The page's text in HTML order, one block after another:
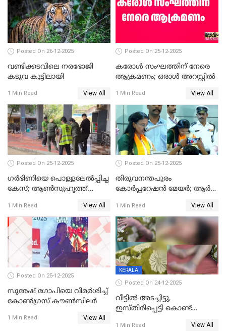
ചട്ടലംഘനമെന്ന് പാർട്ടി
Posted On 26-12-2025
വണ്ടിക്കടവിലെ നരഭോജി
കടുവ കൂട്ടിലായി
1 Min Read View All
Posted On 25-12-2025
കരോള്‍ സംഘത്തിന് നേരെ
ആക്രമണം; ഒരാള്‍ അറസ്റ്റില്‍
1 Min Read View All
Posted On 25-12-2025
ഗര്‍ഭിണിയെ പൊള്ളലേല്‍പ്പിച്ച
കേസ്; ആണ്‍സുഹൃത്ത്
1 Min Read View All
Posted On 25-12-2025
തിരുവനന്തപുരം
കോര്‍പ്പറേഷന്‍ മേയർ; ആര്‍
1 Min Read View All
Posted On 25-12-2025
സുരേഷ് ഗോപിയെ വിമര്‍ശിച്ച്
കോണ്‍ഗ്രസ് കൗണ്‍സിലര്‍
1 Min Read View All
KERALA
Posted On 24-12-2025
വീട്ടിൽ അടച്ചിട്ടു,
ഇസ്തിരിപ്പെട്ടി കൊണ്ട്
ഗർഭിണിയായ യുവതിക്ക് ക്രൂര
1 Min Read View All